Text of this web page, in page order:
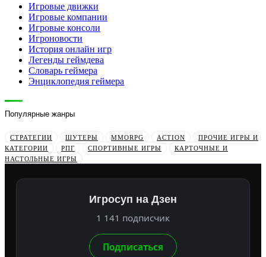
Игровые движки
Игровые компании
Игровые консоли
Игроновости
История онлайн игр
Легенды геймдева
Словарь геймера
Энциклопедия геймера
Популярные жанры
СТРАТЕГИИ ШУТЕРЫ MMORPG ACTION
ПРОЧИЕ ИГРЫ И
КАТЕГОРИИ
РПГ СПОРТИВНЫЕ ИГРЫ
КАРТОЧНЫЕ И
НАСТОЛЬНЫЕ ИГРЫ
Игросуп на Дзен
1 141 подписчик
Подписаться